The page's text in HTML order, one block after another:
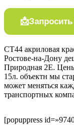
СТ44 акриловая
Ростове-на-Дону
Природная 2Е.
15л. объектн мы
может меняться
транспортных
[popuppress